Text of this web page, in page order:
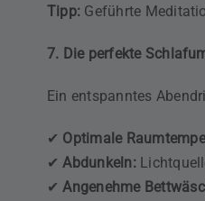
Tipp: Geführte
7. Die perfekte
Ein entspanntes
✔ Optimale
✔Abdunkeln:
✔Angenehme